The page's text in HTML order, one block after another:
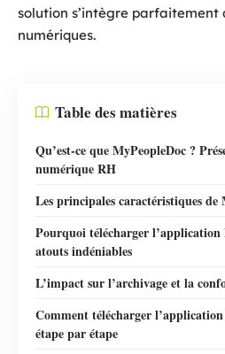
solution s’intègre parfaitement
numériques.
Table des matières
Qu’est-ce que MyPeopleDoc ?
numérique RH
Les principales caractéristiques de
Pourquoi télécharger l’application
atouts indéniables
L’impact sur l’archivage et la
Comment télécharger
étape par étape